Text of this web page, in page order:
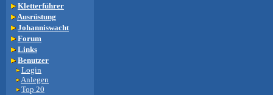
Kletterführer
Ausrüstung
Johanniswacht
Forum
Links
Benutzer
Login
Anlegen
Top 20